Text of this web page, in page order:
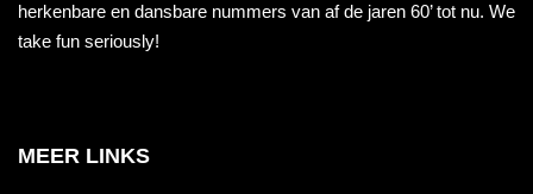
herkenbare en dansbare nummers van af de jaren 60’ tot nu. We
take fun seriously!
MEER LINKS